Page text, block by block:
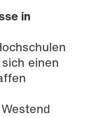
in
einen
d